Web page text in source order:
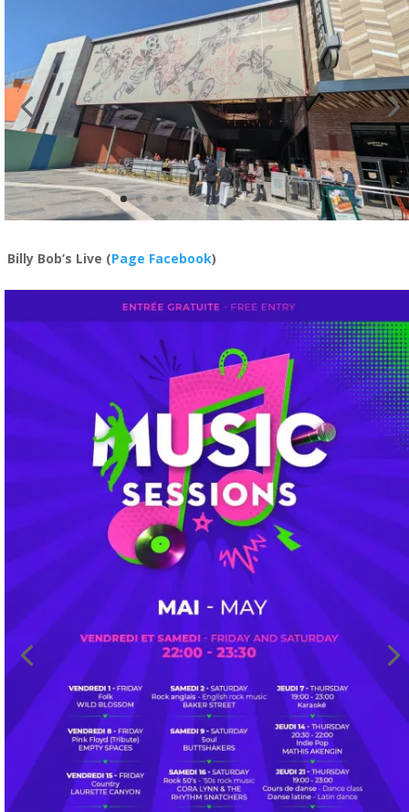
Billy Bob’s Live (Page Facebook)